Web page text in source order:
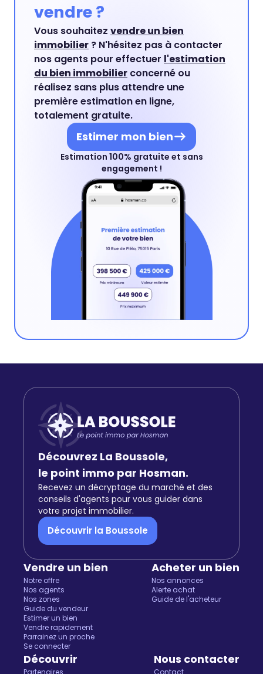
vendre ?
Vous souhaitez vendre un bien
immobilier ? N'hésitez pas à contacter
nos agents pour effectuer l'estimation
du bien immobilier concerné ou
réalisez sans plus attendre une
première estimation en ligne,
totalement gratuite.
Estimer mon bien
Estimation 100% gratuite et sans
engagement !
Découvrez La Boussole,
le point immo par Hosman.
Recevez un décryptage du marché et des
conseils d'agents pour vous guider dans
votre projet immobilier.
Découvrir la Boussole
Vendre un bien
Notre offre
Nos agents
Nos zones
Guide du vendeur
Estimer un bien
Vendre rapidement
Parrainez un proche
Se connecter
Acheter un bien
Nos annonces
Alerte achat
Guide de l'acheteur
Découvrir
Partenaires
Nous contacter
Contact